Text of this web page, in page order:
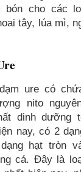
bón cho các
tây, lúa mì,
ure có
nito
dinh dưỡng
nay, có 2
hạt tròn
cá. Đây là